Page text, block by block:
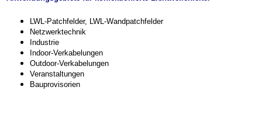
LWL-Patchfelder, LWL-Wandpatchfelder
Netzwerktechnik
Industrie
Indoor-Verkabelungen
Outdoor-Verkabelungen
Veranstaltungen
Bauprovisorien